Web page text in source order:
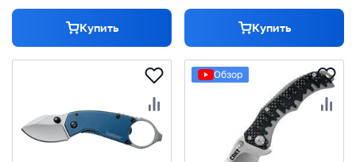
Купить Купить
Обзор